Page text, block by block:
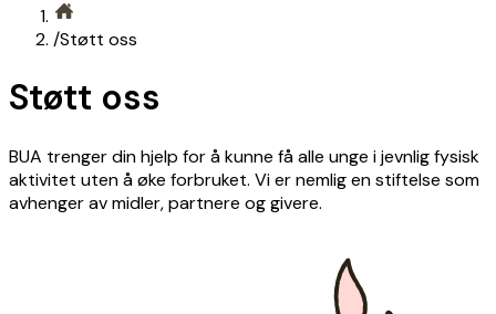
/Støtt oss
Støtt oss
BUA trenger din hjelp for å kunne få alle unge i jevnlig fysisk
aktivitet uten å øke forbruket. Vi er nemlig en stiftelse som
avhenger av midler, partnere og givere.